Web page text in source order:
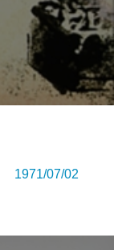
1971/07/02